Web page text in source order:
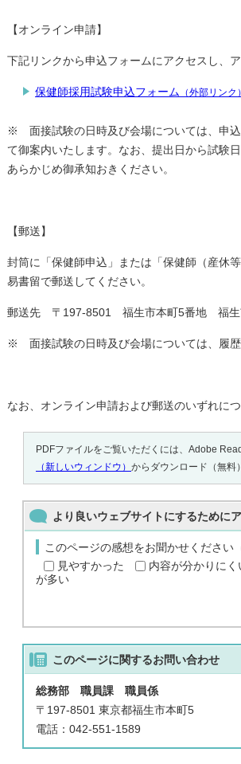
【オンライン申請】
下記リンクから申込フォームにアクセスし、
保健師採用試験申込フォーム （外部リンク）
※ 面接試験の日時及び会場については、申
て御案内いたします。なお、提出日から試験
あらかじめ御承知おきください。
【郵送】
封筒に「保健師申込」または「保健師（産休
易書留で郵送してください。
郵送先 〒197-8501 福生市本町5番地 福
※ 面接試験の日時及び会場については、履歴
なお、オンライン申請および郵送のいずれに
PDFファイルをご覧いただくには、Adobe
（新しいウィンドウ） からダウンロード（無料
より良いウェブサイトにするために
このページの感想をお聞かせください
見やすかった
内容が分かりにく
が多い
このページに関するお問い合わせ
総務部 職員課 職員係
〒197-8501 東京都福生市本町5
電話：042-551-1589